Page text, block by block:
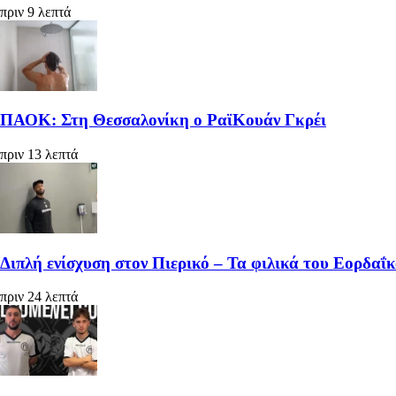
πριν 9 λεπτά
ΠΑΟΚ: Στη Θεσσαλονίκη ο ΡαϊΚουάν Γκρέι
πριν 13 λεπτά
Διπλή ενίσχυση στον Πιερικό – Τα φιλικά του
πριν 24 λεπτά